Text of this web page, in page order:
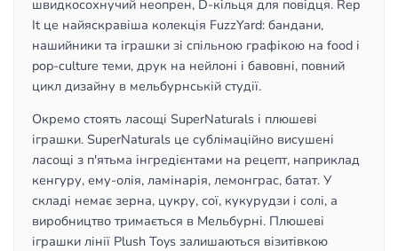
швидкосохнучий неопрен, D-кільця для повідця. Rep
It це найяскравіша колекція FuzzYard: бандани,
нашийники та іграшки зі спільною графікою на food і
pop-culture теми, друк на нейлоні і бавовні, повний
цикл дизайну в мельбурнській студії.
Окремо стоять ласощі SuperNaturals і плюшеві
іграшки. SuperNaturals це сублімаційно висушені
ласощі з п'ятьма інгредієнтами на рецепт, наприклад
кенгуру, ему-олія, ламінарія, лемонграс, батат. У
складі немає зерна, цукру, сої, кукурудзи і солі, а
виробництво тримається в Мельбурні. Плюшеві
іграшки лінії Plush Toys залишаються візитівкою